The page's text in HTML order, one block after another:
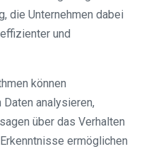
die Unternehmen dabei
und
können
analysieren,
über das Verhalten
ermöglichen